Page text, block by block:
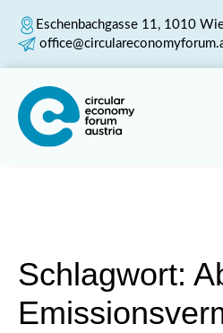
Eschenbachgasse 11, 1010
Schlagwort: